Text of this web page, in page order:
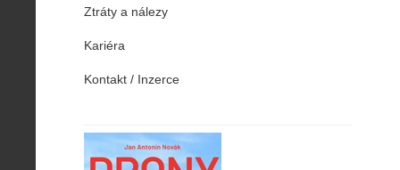
Ztráty a nálezy
Kariéra
Kontakt / Inzerce